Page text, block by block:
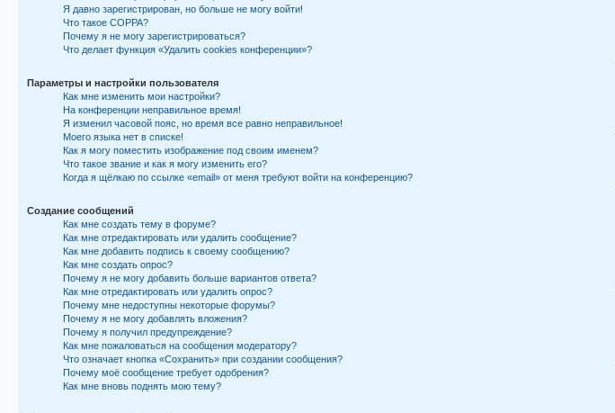
Я давно зарегистрирован, но больше не могу войти!
Что такое COPPA?
Почему я не могу зарегистрироваться?
Что делает функция «Удалить cookies конференции»?
Параметры и настройки пользователя
Как мне изменить мои настройки?
На конференции неправильное время!
Я изменил часовой пояс, но время все равно неправильное!
Моего языка нет в списке!
Как я могу поместить изображение под своим именем?
Что такое звание и как я могу изменить его?
Когда я щёлкаю по ссылке «email» от меня требуют войти на конференцию?
Создание сообщений
Как мне создать тему в форуме?
Как мне отредактировать или удалить сообщение?
Как мне добавить подпись к своему сообщению?
Как мне создать опрос?
Почему я не могу добавить больше вариантов ответа?
Как мне отредактировать или удалить опрос?
Почему мне недоступны некоторые форумы?
Почему я не могу добавлять вложения?
Почему я получил предупреждение?
Как мне пожаловаться на сообщения модератору?
Что означает кнопка «Сохранить» при создании сообщения?
Почему моё сообщение требует одобрения?
Как мне вновь поднять мою тему?